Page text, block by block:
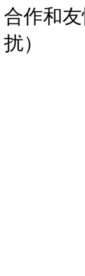
合作和
扰）